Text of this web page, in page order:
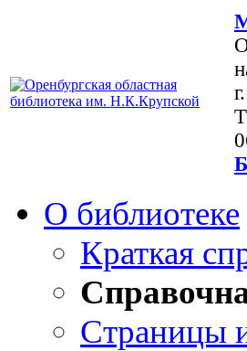
О библиотеке
Краткая
Страницы